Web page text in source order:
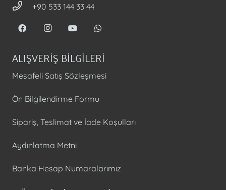
+90 533 144 33 44
ALIŞVERİŞ BİLGİLERİ
Mesafeli Satış Sözleşmesi
Ön Bilgilendirme Formu
Sipariş, Teslimat ve İade Koşulları
Aydınlatma Metni
Banka Hesap Numaralarımız